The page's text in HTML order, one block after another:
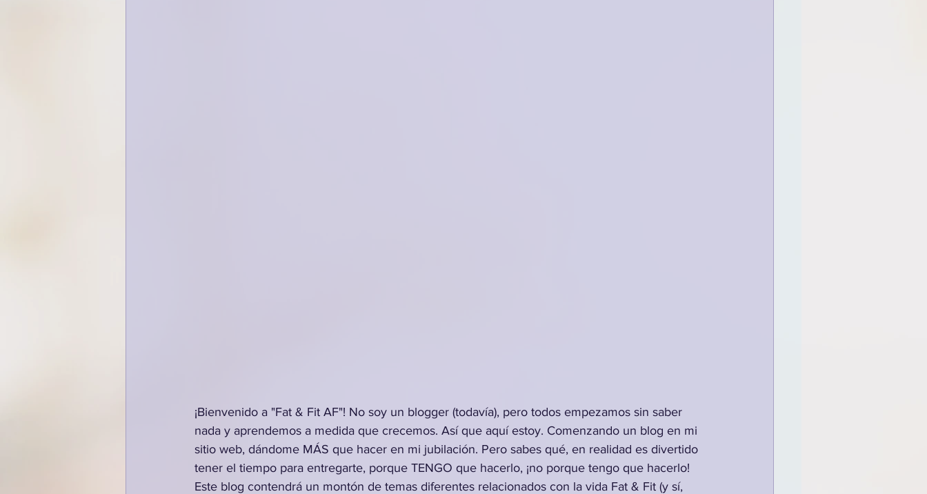
¡Bienvenido a "Fat & Fit AF"! No soy un blogger (todavía), pero todos empezamos sin saber
nada y aprendemos a medida que crecemos. Así que aquí estoy. Comenzando un blog en mi
sitio web, dándome MÁS que hacer en mi jubilación. Pero sabes qué, en realidad es divertido
tener el tiempo para entregarte, porque TENGO que hacerlo, ¡no porque tengo que hacerlo!
Este blog contendrá un montón de temas diferentes relacionados con la vida Fat & Fit (y sí,